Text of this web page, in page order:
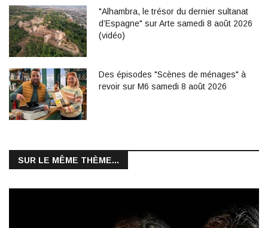
"Alhambra, le trésor du dernier sultanat
d’Espagne" sur Arte samedi 8 août 2026
(vidéo)
Des épisodes "Scènes de ménages" à
revoir sur M6 samedi 8 août 2026
SUR LE MÊME THÈME...